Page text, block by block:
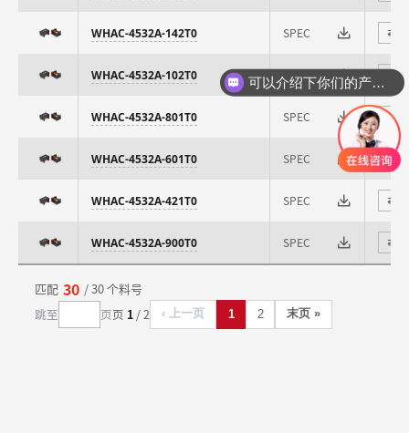
WHAC-4532A-142T0 SPEC ⇄
WHAC-4532A-102T0 SPEC ⇄
WHAC-4532A-801T0 SPEC ⇄
WHAC-4532A-601T0 SPEC ⇄
WHAC-4532A-421T0 SPEC ⇄
WHAC-4532A-900T0 SPEC ⇄
匹配 30 / 30 个料号
跳至
页页 1 / 2 ‹ 上一页 1 2 末页 »
可以介绍下你们的产品么